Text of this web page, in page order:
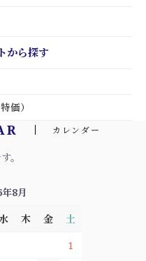
から探す
価）
カレンダー
。
8月
木 金
土
1